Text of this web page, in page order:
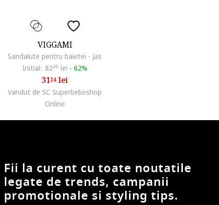
VIGGAMI
Sandalute pentru baietei - Jas
Initial: 8236 lei - 62%
3124lei
Vandut de SC Superbebeshop
Online
Fii la curent cu toate noutatile
legate de trends, campanii
promotionale si styling tips.